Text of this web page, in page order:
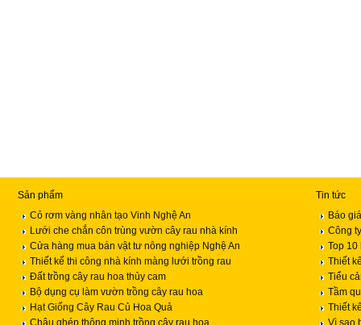
Sản phẩm
Cỏ rơm vàng nhân tạo Vinh Nghệ An
Lưới che chắn côn trùng vườn cây rau nhà kính
Cửa hàng mua bán vật tư nông nghiệp Nghệ An
Thiết kế thi công nhà kính màng lưới trồng rau
Đất trồng cây rau hoa thủy cam
Bộ dụng cụ làm vườn trồng cây rau hoa
Hạt Giống Cây Rau Củ Hoa Quả
Chậu ghép thông minh trồng cây rau hoa
Tin tức
Báo
Công
Top 10
Thiết
Tiểu
Tầm
Thiết
Vì sao